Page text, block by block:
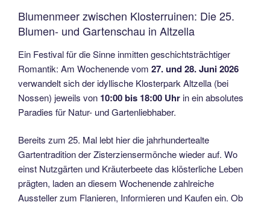
Blumenmeer zwischen Klosterruinen: Die 25.
Blumen- und Gartenschau in Altzella
Ein Festival für die Sinne inmitten geschichtsträchtiger
Romantik: Am Wochenende vom 27. und 28. Juni 2026
verwandelt sich der idyllische Klosterpark Altzella (bei
Nossen) jeweils von 10:00 bis 18:00 Uhrin ein absolutes
Paradies für Natur- und Gartenliebhaber.
Bereits zum 25. Mal lebt hier die jahrhundertealte
Gartentradition der Zisterziensermönche wieder auf. Wo
einst Nutzgärten und Kräuterbeete das klösterliche Leben
prägten, laden an diesem Wochenende zahlreiche
Aussteller zum Flanieren, Informieren und Kaufen ein. Ob